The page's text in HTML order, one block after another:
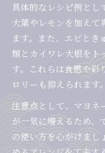
具体的なレシピ例とし
大葉やレモンを加えて
ます。また、エビとき
類とカイワレ大根をト
す。これらは食感や彩
ロリーも抑えられます。
注意点として、マヨネ
が一気に増えるため、
の使い方を心がけまし